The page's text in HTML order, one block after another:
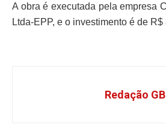
A obra é executada pela empresa
Ltda-EPP, e o investimento é de
Redação GB